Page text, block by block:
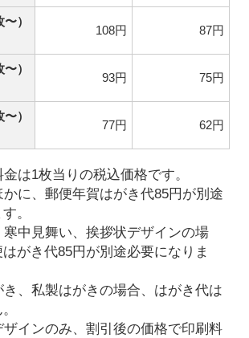
）
108円 87円
）
93円 75円
）
77円 62円
は1枚当りの税込価格です。
に、郵便年賀はがき代85円が別途
。
中見舞い、挨拶状デザインの場
がき代85円が別途必要になりま
、私製はがきの場合、はがき代は
インのみ、割引後の価格で印刷料